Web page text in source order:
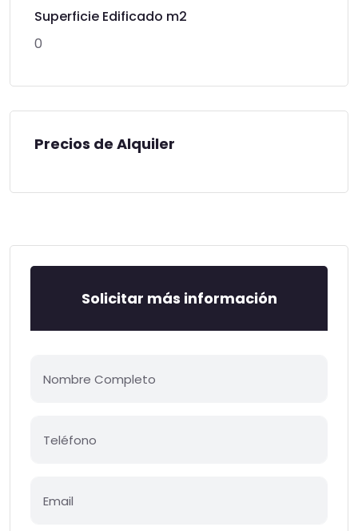
Superficie Edificado m2
0
Precios de Alquiler
Solicitar más información